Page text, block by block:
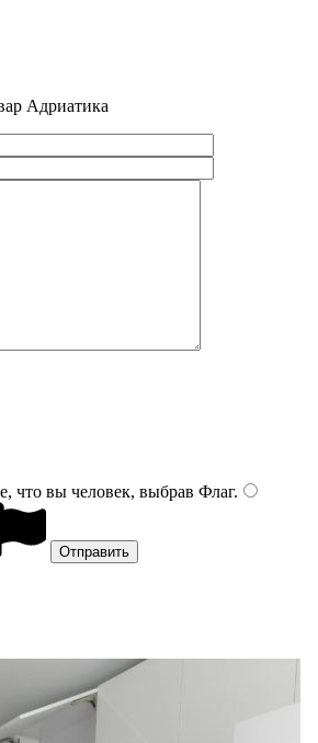
Адриатика
что вы человек, выбрав Флаг.